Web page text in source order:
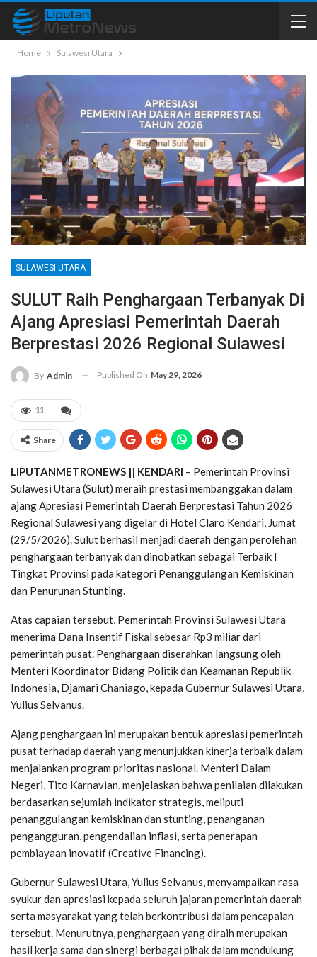
Home Sulawesi Utara
SULAWESI UTARA
SULUT Raih Penghargaan Terbanyak Di
Ajang Apresiasi Pemerintah Daerah
Berprestasi 2026 Regional Sulawesi
By Admin Published On May 29, 2026
11
Share
LIPUTANMETRONEWS || KENDARI – Pemerintah Provinsi
Sulawesi Utara (Sulut) meraih prestasi membanggakan dalam
ajang Apresiasi Pemerintah Daerah Berprestasi Tahun 2026
Regional Sulawesi yang digelar di Hotel Claro Kendari, Jumat
(29/5/2026). Sulut berhasil menjadi daerah dengan perolehan
penghargaan terbanyak dan dinobatkan sebagai Terbaik I
Tingkat Provinsi pada kategori Penanggulangan Kemiskinan
dan Penurunan Stunting.
Atas capaian tersebut, Pemerintah Provinsi Sulawesi Utara
menerima Dana Insentif Fiskal sebesar Rp3 miliar dari
pemerintah pusat. Penghargaan diserahkan langsung oleh
Menteri Koordinator Bidang Politik dan Keamanan Republik
Indonesia, Djamari Chaniago, kepada Gubernur Sulawesi Utara,
Yulius Selvanus.
Ajang penghargaan ini merupakan bentuk apresiasi pemerintah
pusat terhadap daerah yang menunjukkan kinerja terbaik dalam
menjalankan program prioritas nasional. Menteri Dalam
Negeri, Tito Karnavian, menjelaskan bahwa penilaian dilakukan
berdasarkan sejumlah indikator strategis, meliputi
penanggulangan kemiskinan dan stunting, penanganan
pengangguran, pengendalian inflasi, serta penerapan
pembiayaan inovatif (Creative Financing).
Gubernur Sulawesi Utara, Yulius Selvanus, menyampaikan rasa
syukur dan apresiasi kepada seluruh jajaran pemerintah daerah
serta masyarakat yang telah berkontribusi dalam pencapaian
tersebut. Menurutnya, penghargaan yang diraih merupakan
hasil kerja sama dan sinergi berbagai pihak dalam mendukung